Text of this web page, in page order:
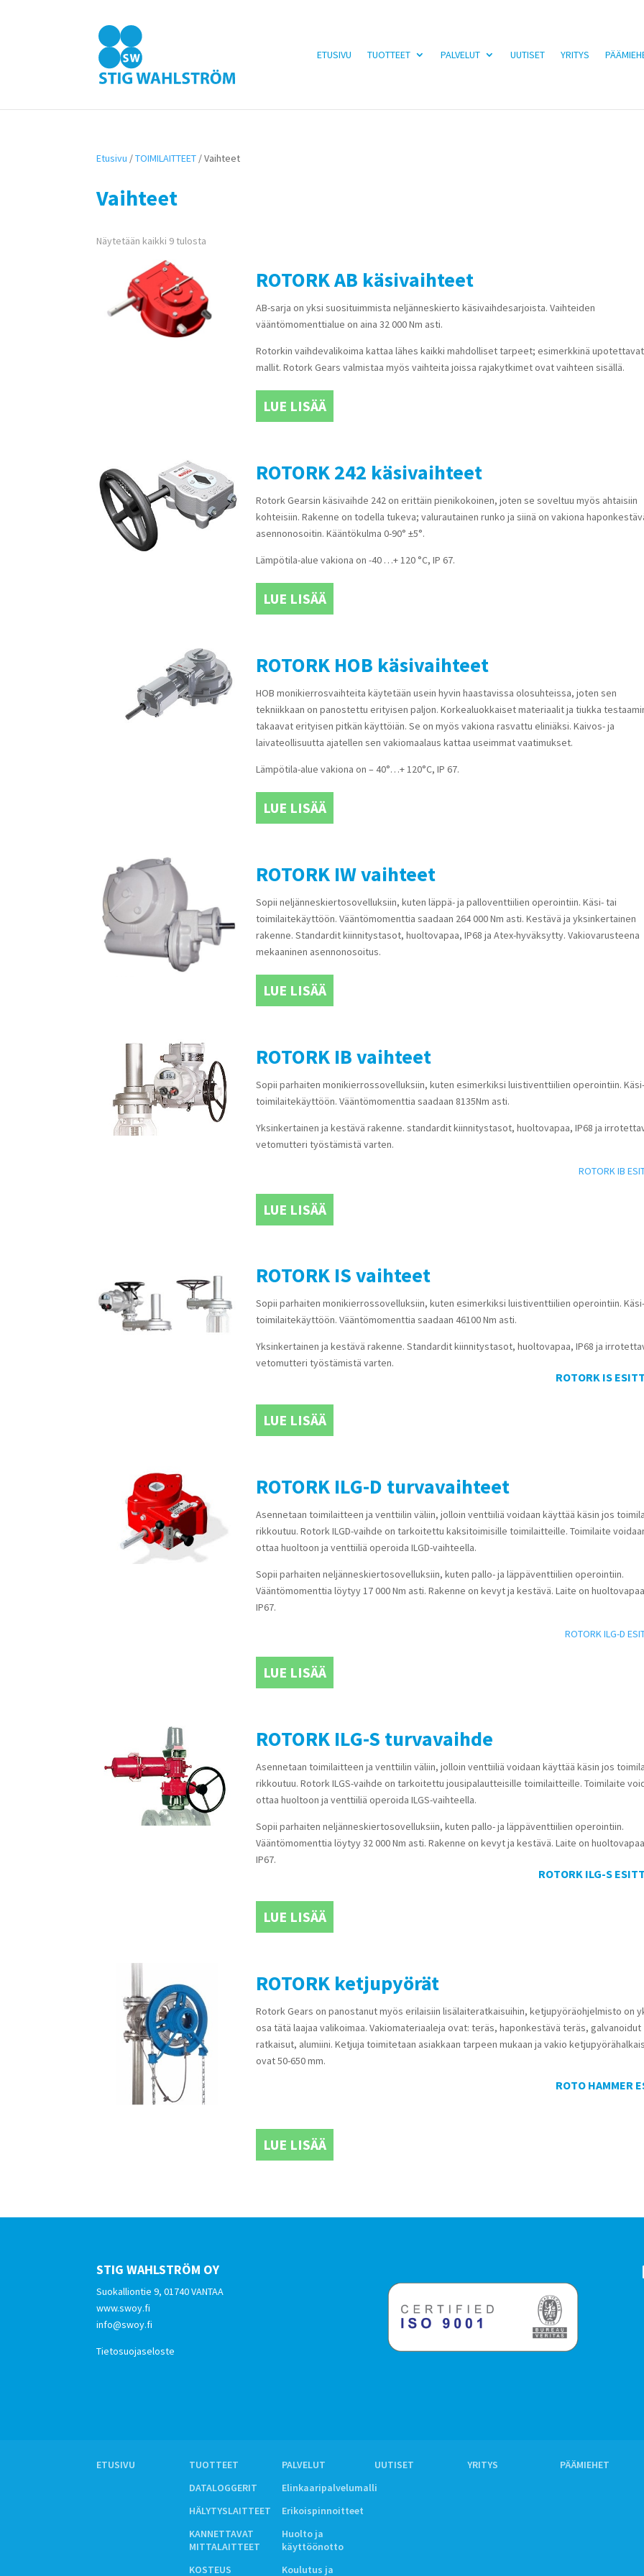
ETUSIVU TUOTTEET PALVELUT UUTISET YRITYS
Etusivu /TOIMILAITTEET / Vaihteet
Vaihteet
Näytetään kaikki 9 tulosta
ROTORK AB käsivaihteet
AB-sarja on yksi suosituimmista neljänneskierto käsivaihdesarjoista. Vaihteiden
vääntömomenttialue on aina 32 000 Nm asti.
Rotorkin vaihdevalikoima kattaa lähes kaikki mahdolliset tarpeet; esimerkkinä upotettavat
mallit. Rotork Gears valmistaa myös vaihteita joissa rajakytkimet ovat vaihteen sisällä.
LUE LISÄÄ
ROTORK 242 käsivaihteet
Rotork Gearsin käsivaihde 242 on erittäin pienikokoinen, joten se soveltuu myös ahtaisiin
kohteisiin. Rakenne on todella tukeva; valurautainen runko ja siinä on vakiona
asennonosoitin. Kääntökulma 0-90° ±5°.
Lämpötila-alue vakiona on -40 …+ 120 °C, IP 67.
LUE LISÄÄ
ROTORK HOB käsivaihteet
HOB monikierrosvaihteita käytetään usein hyvin haastavissa olosuhteissa, joten sen
tekniikkaan on panostettu erityisen paljon. Korkealuokkaiset materiaalit ja tiukka
takaavat erityisen pitkän käyttöiän. Se on myös vakiona rasvattu eliniäksi. Kaivos- ja
laivateollisuutta ajatellen sen vakiomaalaus kattaa useimmat vaatimukset.
Lämpötila-alue vakiona on – 40°…+ 120°C, IP 67.
LUE LISÄÄ
ROTORK IW vaihteet
Sopii neljänneskiertosovelluksiin, kuten läppä- ja palloventtiilien operointiin. Käsi- tai
toimilaitekäyttöön. Vääntömomenttia saadaan 264 000 Nm asti. Kestävä ja yksinkertainen
rakenne. Standardit kiinnitystasot, huoltovapaa, IP68 ja Atex-hyväksytty. Vakiovarusteena
mekaaninen asennonosoitus.
LUE LISÄÄ
ROTORK IB vaihteet
Sopii parhaiten monikierrossovelluksiin, kuten esimerkiksi luistiventtiilien operointiin.
toimilaitekäyttöön. Vääntömomenttia saadaan 8135Nm asti.
Yksinkertainen ja kestävä rakenne. standardit kiinnitystasot, huoltovapaa, IP68 ja
vetomutteri työstämistä varten.
ROTORK IB
LUE LISÄÄ
ROTORK IS vaihteet
Sopii parhaiten monikierrossovelluksiin, kuten esimerkiksi luistiventtiilien operointiin.
toimilaitekäyttöön. Vääntömomenttia saadaan 46100 Nm asti.
Yksinkertainen ja kestävä rakenne. Standardit kiinnitystasot, huoltovapaa, IP68 ja
vetomutteri työstämistä varten.
ROTORK IS
LUE LISÄÄ
ROTORK ILG-D turvavaihteet
Asennetaan toimilaitteen ja venttiilin väliin, jolloin venttiiliä voidaan käyttää käsin jos
rikkoutuu. Rotork ILGD-vaihde on tarkoitettu kaksitoimisille toimilaitteille. Toimilaite
ottaa huoltoon ja venttiiliä operoida ILGD-vaihteella.
Sopii parhaiten neljänneskiertosovelluksiin, kuten pallo- ja läppäventtiilien operointiin.
Vääntömomenttia löytyy 17 000 Nm asti. Rakenne on kevyt ja kestävä. Laite on
IP67.
ROTORK ILG-D
LUE LISÄÄ
ROTORK ILG-S turvavaihde
Asennetaan toimilaitteen ja venttiilin väliin, jolloin venttiiliä voidaan käyttää käsin jos
rikkoutuu. Rotork ILGS-vaihde on tarkoitettu jousipalautteisille toimilaitteille. Toimilaite
ottaa huoltoon ja venttiiliä operoida ILGS-vaihteella.
Sopii parhaiten neljänneskiertosovelluksiin, kuten pallo- ja läppäventtiilien operointiin.
Vääntömomenttia löytyy 32 000 Nm asti. Rakenne on kevyt ja kestävä. Laite on
IP67.
ROTORK ILG-S
LUE LISÄÄ
ROTORK ketjupyörät
Rotork Gears on panostanut myös erilaisiin lisälaiteratkaisuihin, ketjupyöräohjelmisto on
osa tätä laajaa valikoimaa. Vakiomateriaaleja ovat: teräs, haponkestävä teräs, galvanoidut
ratkaisut, alumiini. Ketjuja toimitetaan asiakkaan tarpeen mukaan ja vakio
ovat 50-650 mm.
ROTO HAMMER
LUE LISÄÄ
STIG WAHLSTRÖM OY
Suokalliontie 9, 01740 VANTAA
www.swoy.fi
info@swoy.fi
Tietosuojaseloste
ETUSIVU
TUOTTEET
DATALOGGERIT
HÄLYTYSLAITTEET
KANNETTAVAT
MITTALAITTEET
KOSTEUS
PALVELUT
Elinkaaripalvelumalli
Erikoispinnoitteet
Huolto ja
käyttöönotto
Koulutus ja
UUTISET YRITYS PÄÄMIEHET